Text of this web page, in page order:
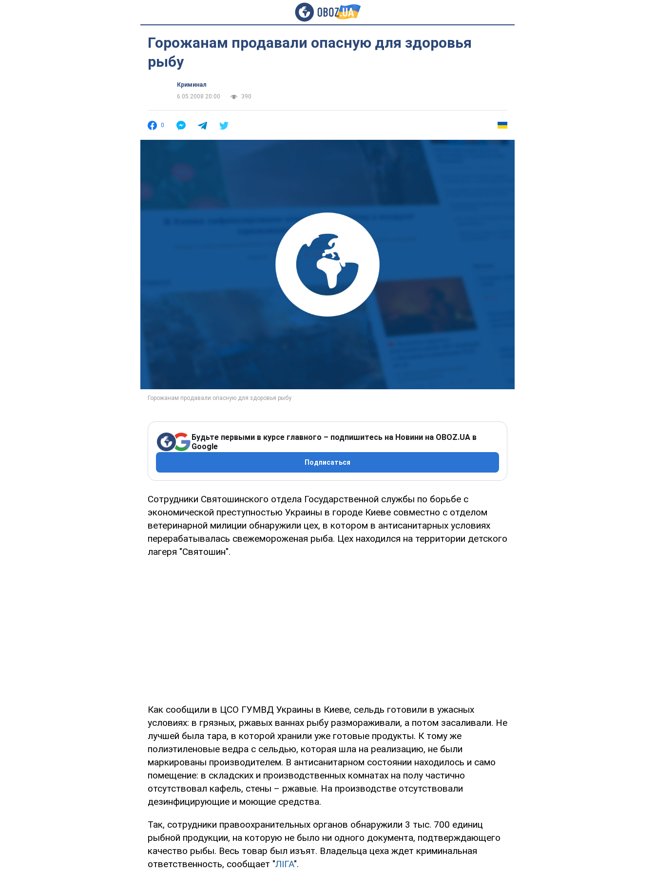
Горожанам продавали опасную для здоровья
рыбу
Криминал
6.05.2008 20:00
390
0
Будьте первыми в курсе главного – подпишитесь на Новини на OBOZ.UA в
Google
Подписаться
Сотрудники Святошинского отдела Государственной службы по борьбе с
экономической преступностью Украины в городе Киеве совместно с отделом
ветеринарной милиции обнаружили цех, в котором в антисанитарных условиях
перерабатывалась свежемороженая рыба. Цех находился на территории детского
лагеря "Святошин".
Как сообщили в ЦСО ГУМВД Украины в Киеве, сельдь готовили в ужасных
условиях: в грязных, ржавых ваннах рыбу размораживали, а потом засаливали. Не
лучшей была тара, в которой хранили уже готовые продукты. К тому же
полиэтиленовые ведра с сельдью, которая шла на реализацию, не были
маркированы производителем. В антисанитарном состоянии находилось и само
помещение: в складских и производственных комнатах на полу частично
отсутствовал кафель, стены – ржавые. На производстве отсутствовали
дезинфицирующие и моющие средства.
Так, сотрудники правоохранительных органов обнаружили 3 тыс. 700 единиц
рыбной продукции, на которую не было ни одного документа, подтверждающего
качество рыбы. Весь товар был изъят. Владельца цеха ждет криминальная
ответственность, сообщает "ЛІГА".